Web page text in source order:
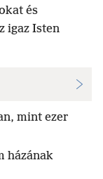
és
igaz Isten
mint ezer
házának